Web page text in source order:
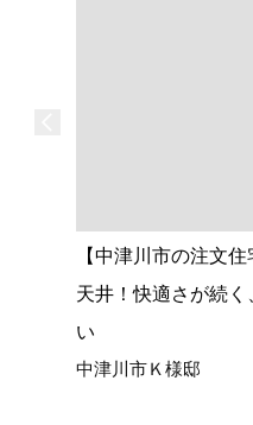
【中津川市の注文
天井！快適さが続く
い
中津川市Ｋ様邸